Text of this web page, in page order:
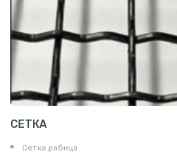
СЕТКА
Сетка рабица